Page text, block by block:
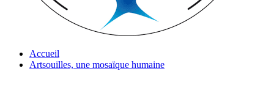
Accueil
Artsouilles, une mosaïque humaine